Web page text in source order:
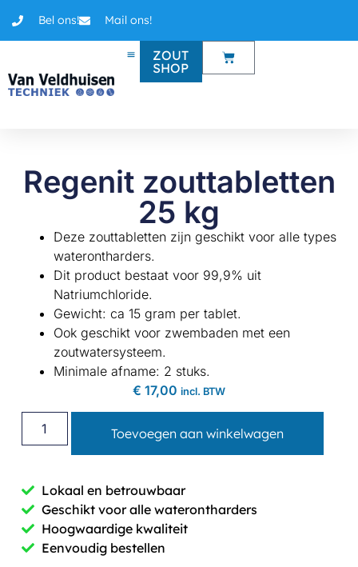
Bel ons! Mail ons!
ZOUT
SHOP
Regenit zouttabletten
25 kg
Deze zouttabletten zijn geschikt voor alle types
waterontharders.
Dit product bestaat voor 99,9% uit
Natriumchloride.
Gewicht: ca 15 gram per tablet.
Ook geschikt voor zwembaden met een
zoutwatersysteem.
Minimale afname: 2 stuks.
€ 17,00 incl. BTW
Toevoegen aan winkelwagen
Lokaal en betrouwbaar
Geschikt voor alle waterontharders
Hoogwaardige kwaliteit
Eenvoudig bestellen